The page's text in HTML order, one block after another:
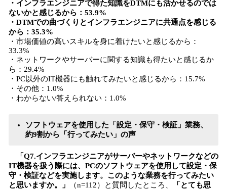
・インフラエンジニアで得た知識をDTMにも活かせるのでは
ないかと感じるから：53.9%
・DTMでの曲づくりとインフラエンジニアに共通点を感じる
から：35.3%
・市場価値の高いスキルを身に着けたいと感じるから：
33.3%
・ネットワークやサーバーに関する知識も得たいと感じるか
ら：29.4%
・PC以外のIT機器にも触れてみたいと感じるから：15.7%
・その他：1.0%
・わからない/答えられない：1.0%
ソフトウェアを使用した「設定・保守・検証」業務、
約9割から「行ってみたい」の声
「Q7.インフラエンジニアがサーバーやネットワークなどの
IT機器を扱う際には、PCのソフトウェアを使用して設定・保
守・検証などを実施します。このような業務を行ってみたい
と思いますか。」
（n=112）と質問したところ、
「とても思